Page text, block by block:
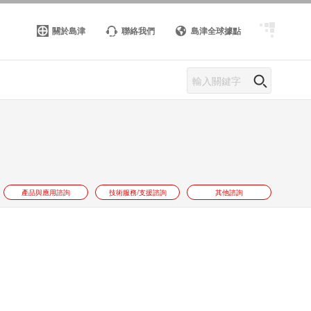
關於島津 聯絡我們 島津全球據點
產品與應用諮詢 技術服務/支援諮詢 其他諮詢